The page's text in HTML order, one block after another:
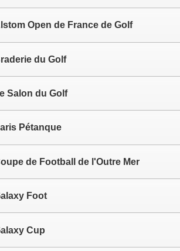
Open de France de Golf
du Golf
Salon du Golf
Pétanque
de Football de l'Outre Mer
Foot
Cup